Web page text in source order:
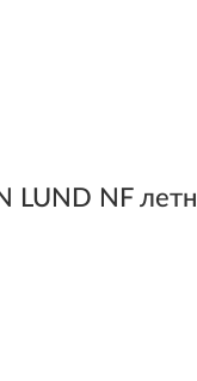
LUND NF